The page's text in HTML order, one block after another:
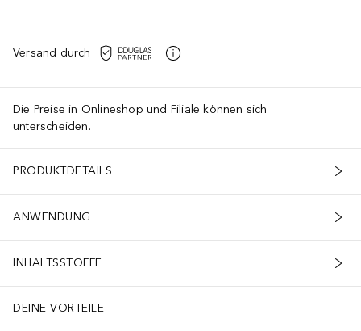
Versand durch
Die Preise in Onlineshop und Filiale können sich
unterscheiden.
PRODUKTDETAILS
ANWENDUNG
INHALTSSTOFFE
DEINE VORTEILE